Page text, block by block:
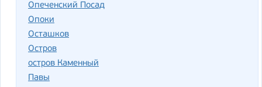
Опеченский Посад
Опоки
Осташков
Остров
остров Каменный
Павы